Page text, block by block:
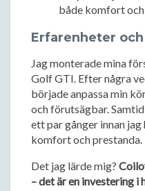
både komfort
Erfarenheter
Jag monterade mina
Golf GTI. Efter några
började anpassa min
och förutsägbar.
ett par gånger innan
komfort och prestanda.
Det jag lärde mig?
– det är en investering i